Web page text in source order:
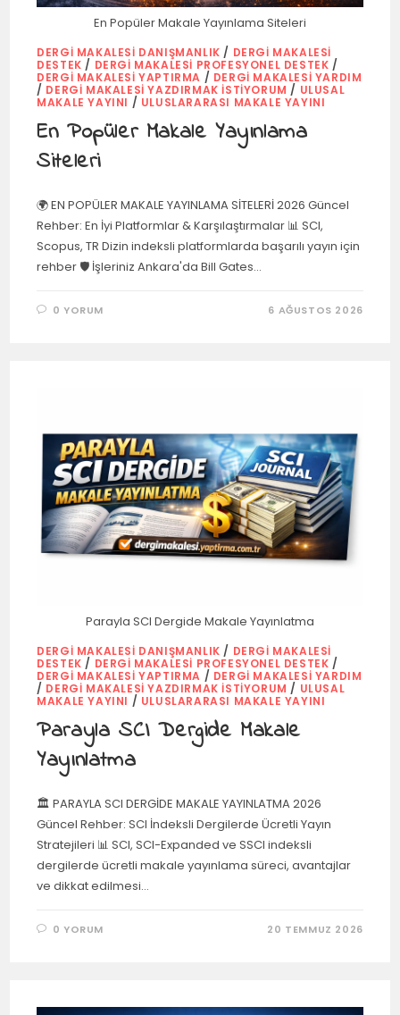
En Popüler Makale Yayınlama Siteleri
DERGI MAKALESI DANIŞMANLIK / DERGI MAKALESI
DESTEK / DERGI MAKALESI PROFESYONEL DESTEK /
DERGI MAKALESI YAPTIRMA / DERGI MAKALESI YARDIM
/ DERGI MAKALESI YAZDIRMAK İSTIYORUM / ULUSAL
MAKALE YAYINI / ULUSLARARASI MAKALE YAYINI
En Popüler Makale Yayınlama
Siteleri
🌍 EN POPÜLER MAKALE YAYINLAMA SİTELERİ 2026 Güncel
Rehber: En İyi Platformlar & Karşılaştırmalar 📊 SCI,
Scopus, TR Dizin indeksli platformlarda başarılı yayın için
rehber 🛡️ İşleriniz Ankara'da Bill Gates…
0 YORUM 6 AĞUSTOS 2026
Parayla SCI Dergide Makale Yayınlatma
DERGI MAKALESI DANIŞMANLIK / DERGI MAKALESI
DESTEK / DERGI MAKALESI PROFESYONEL DESTEK /
DERGI MAKALESI YAPTIRMA / DERGI MAKALESI YARDIM
/ DERGI MAKALESI YAZDIRMAK İSTIYORUM / ULUSAL
MAKALE YAYINI / ULUSLARARASI MAKALE YAYINI
Parayla SCI Dergide Makale
Yayınlatma
🏛️ PARAYLA SCI DERGİDE MAKALE YAYINLATMA 2026
Güncel Rehber: SCI İndeksli Dergilerde Ücretli Yayın
Stratejileri 📊 SCI, SCI-Expanded ve SSCI indeksli
dergilerde ücretli makale yayınlama süreci, avantajlar
ve dikkat edilmesi…
0 YORUM 20 TEMMUZ 2026